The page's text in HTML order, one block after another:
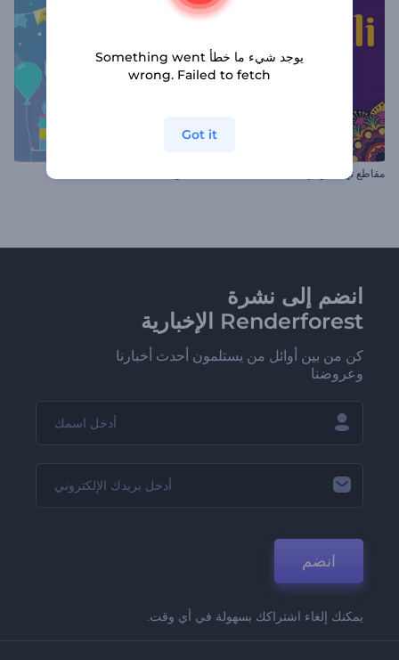
مقاطع تهنئة دوالي
انضم إلى نشرة
Renderforest الإخبارية
كن من بين أوائل من يستلمون أحدث أخبارنا
وعروضنا
انضم
يمكنك إلغاء اشتراكك بسهولة في أي وقت.
يوجد شيء ما خطأ Something went
wrong. Failed to fetch
Got it